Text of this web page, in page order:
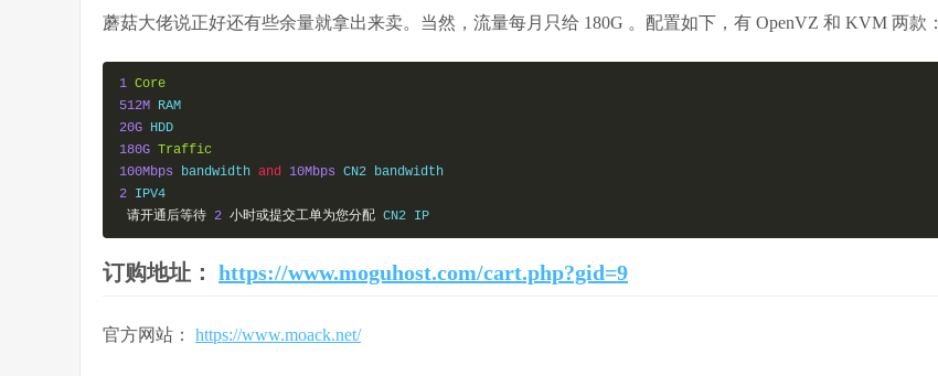
蘑菇大佬说正好还有些余量就拿出来卖。当然，流量每月只给 180G 。配置如下，有 OpenVZ 和 KVM 两款：
1 Core
512M
20G
180G Traffic
100Mbps bandwidth and 10Mbps
2 IPV4
请开通后等待 2 小时或提交工单为您分配 CN2 IP
订购地址： https://www.moguhost.com/cart.php?gid=9
官方网站： https://www.moack.net/